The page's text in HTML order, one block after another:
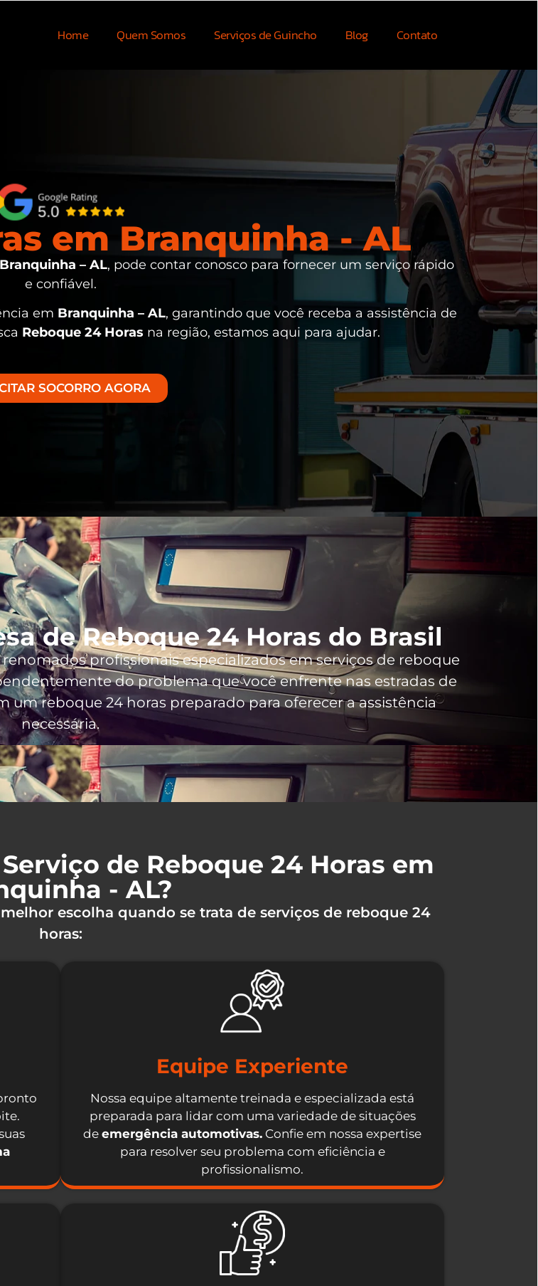
Home Quem Somos Serviços de Guincho Blog Contato
em Branquinha - AL
– AL, pode contar conosco para fornecer um serviço rápido
e confiável.
em Branquinha – AL, garantindo que você receba a assistência de
Reboque 24 Horas na região, estamos aqui para ajudar.
SOCORRO AGORA
de Reboque 24 Horas do Brasil
renomados profissionais especializados em serviços de reboque
do problema que você enfrente nas estradas de
um reboque 24 horas preparado para oferecer a assistência
necessária.
de Reboque 24 Horas em
- AL?
escolha quando se trata de serviços de reboque 24
horas:
Equipe Experiente
Nossa equipe altamente treinada e especializada está
preparada para lidar com uma variedade de situações
de emergência automotivas. Confie em nossa expertise
para resolver seu problema com eficiência e
profissionalismo.